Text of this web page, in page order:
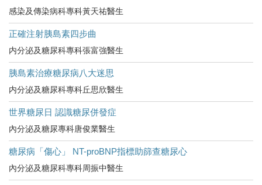
感染及傳染病科專科黃天祐醫生
正確注射胰島素四步曲
内分泌及糖尿科專科張富強醫生
胰島素治療糖尿病八大迷思
内分泌及糖尿科專科丘思欣醫生
世界糖尿日 認識糖尿併發症
內分泌及糖尿專科唐俊業醫生
糖尿病「傷心」 NT-proBNP指標助篩查糖尿心
內分泌及糖尿科專科周振中醫生